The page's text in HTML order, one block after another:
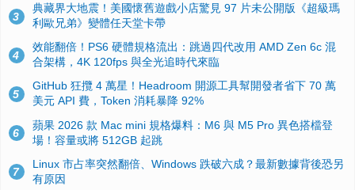
3
典藏界大地震！美國懷舊遊戲小店驚見 97 片未公開版《超級瑪
利歐兄弟》變體任天堂卡帶
4
效能翻倍！PS6 硬體規格流出：跳過四代改用 AMD Zen 6c 混
合架構，4K 120fps 與全光追時代來臨
5
GitHub 狂攬 4 萬星！Headroom 開源工具幫開發者省下 70 萬
美元 API 費，Token 消耗暴降 92%
6
蘋果 2026 款 Mac mini 規格爆料：M6 與 M5 Pro 異色搭檔登
場！容量或將 512GB 起跳
7
Linux 市占率突然翻倍、Windows 跌破六成？最新數據背後恐另
有原因